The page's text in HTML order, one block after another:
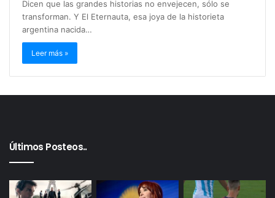
Dicen que las grandes historias no envejecen, sólo se
transforman. Y El Eternauta, esa joya de la historieta
argentina nacida…
Leer más »
Últimos Posteos..